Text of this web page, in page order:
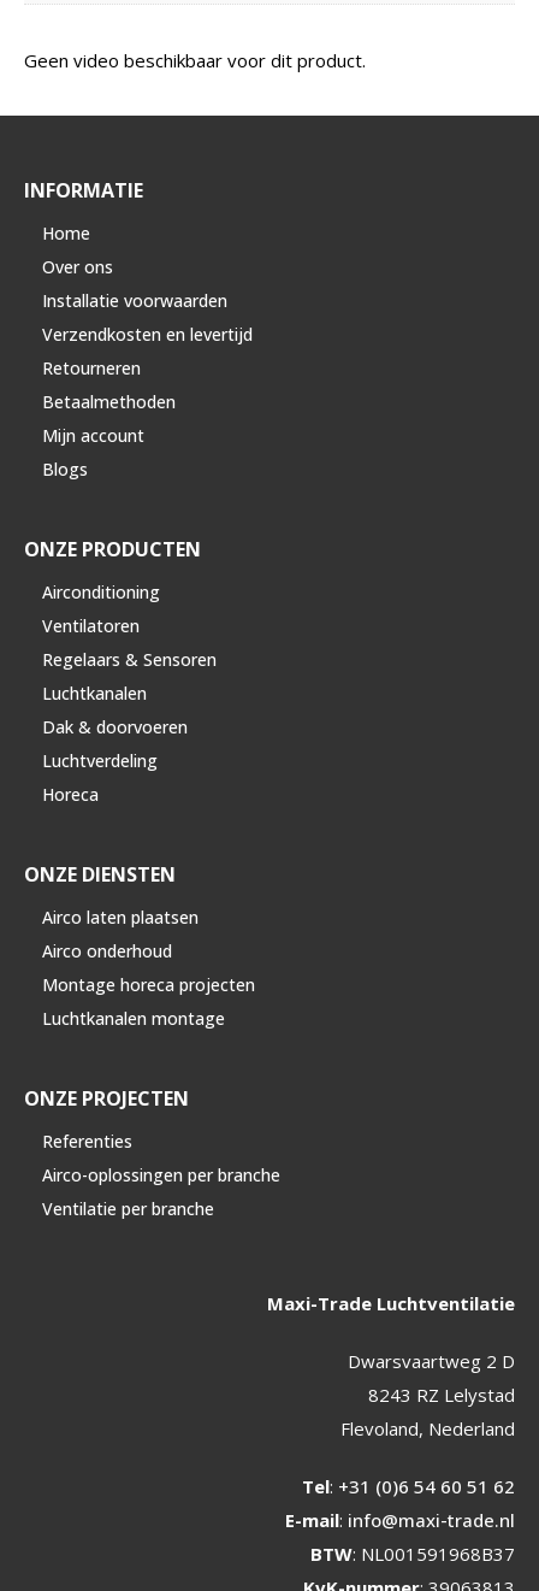
Geen video beschikbaar voor dit product.
INFORMATIE
Home
Over ons
Installatie voorwaarden
Verzendkosten en levertijd
Retourneren
Betaalmethoden
Mijn account
Blogs
ONZE PRODUCTEN
Airconditioning
Ventilatoren
Regelaars & Sensoren
Luchtkanalen
Dak & doorvoeren
Luchtverdeling
Horeca
ONZE DIENSTEN
Airco laten plaatsen
Airco onderhoud
Montage horeca projecten
Luchtkanalen montage
ONZE PROJECTEN
Referenties
Airco-oplossingen per branche
Ventilatie per branche
Maxi-Trade Luchtventilatie
Dwarsvaartweg 2 D
8243 RZ Lelystad
Flevoland, Nederland
Tel: +31 (0)6 54 60 51 62
E-mail: info@maxi-trade.nl
BTW: NL001591968B37